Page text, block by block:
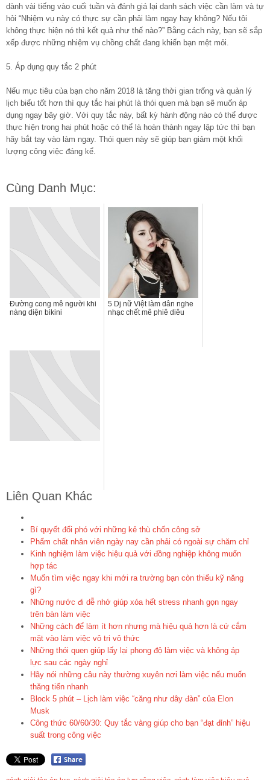
dành vài tiếng vào cuối tuần và đánh giá lại danh sách việc cần làm và tự
hỏi “Nhiệm vụ này có thực sự cần phải làm ngay hay không? Nếu tôi
không thực hiện nó thì kết quả như thế nào?” Bằng cách này, bạn sẽ sắp
xếp được những nhiệm vụ chồng chất đang khiến bạn mệt mỏi.
5. Áp dụng quy tắc 2 phút
Nếu mục tiêu của bạn cho năm 2018 là tăng thời gian trống và quản lý
lịch biểu tốt hơn thì quy tắc hai phút là thói quen mà bạn sẽ muốn áp
dụng ngay bây giờ. Với quy tắc này, bất kỳ hành động nào có thể được
thực hiện trong hai phút hoặc có thể là hoàn thành ngay lập tức thì bạn
hãy bắt tay vào làm ngay. Thói quen này sẽ giúp bạn giảm một khối
lượng công việc đáng kể.
Cùng Danh Mục:
Đường cong mê người khi
nàng diện bikini
5 Dj nữ Việt làm dân nghe
nhạc chết mê phiê diêu
Liên Quan Khác
Bí quyết đối phó với những kẻ thù chốn công sở
Phẩm chất nhân viên ngày nay cần phải có ngoài sự chăm chỉ
Kinh nghiệm làm việc hiệu quả với đồng nghiệp không muốn
hợp tác
Muốn tìm việc ngay khi mới ra trường bạn còn thiếu kỹ năng
gì?
Những nước đi dễ nhớ giúp xóa hết stress nhanh gọn ngay
trên bàn làm việc
Những cách để làm ít hơn nhưng mà hiệu quả hơn là cứ cắm
mặt vào làm việc vô tri vô thức
Những thói quen giúp lấy lại phong độ làm việc và không áp
lực sau các ngày nghỉ
Hãy nói những câu này thường xuyên nơi làm việc nếu muốn
thăng tiến nhanh
Block 5 phút – Lịch làm việc “căng như dây đàn” của Elon
Musk
Công thức 60/60/30: Quy tắc vàng giúp cho bạn “đạt đỉnh” hiệu
suất trong công việc